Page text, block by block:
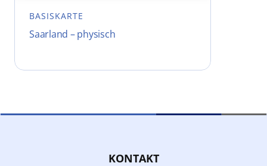
BASISKARTE
Saarland – physisch
KONTAKT